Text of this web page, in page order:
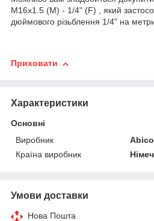
M16x1.5 (M) - 1/4" (F) , який
дюймового різьблення 1/4" на
Приховати
Характеристики
Основні
Виробник
Країна виробник
Умови доставки
Нова Пошта